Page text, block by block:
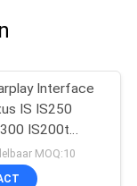
Interface
IS IS250
IS200t
MOQ:10